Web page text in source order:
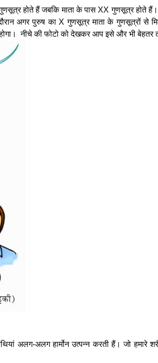
होते हैं जबकि माता के पास XX गुणसूत्र होते
अगर पुरुष का X गुणसूत्र माता के गुणसूत्रों से
नीचे की फोटो को देखकर आप इसे और भी
अलग-अलग हार्मोन उत्पन्न करती हैं। जो